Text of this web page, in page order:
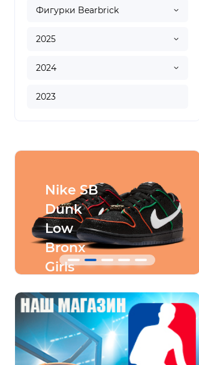
Фигурки Bearbrick
2025
2024
2023
Nike SB
Dunk
Low
Bronx
Girls